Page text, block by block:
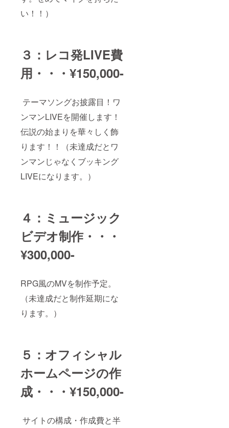
い！！）
３：レコ発LIVE費
用・・・¥150,000-
テーマソングお披露目！ワ
ンマンLIVEを開催します！
伝説の始まりを華々しく飾
ります！！（未達成だとワ
ンマンじゃなくブッキング
LIVEになります。）
４：ミュージック
ビデオ制作・・・
¥300,000-
RPG風のMVを制作予定。
（未達成だと制作延期にな
ります。）
５：オフィシャル
ホームページの作
成・・・¥150,000-
サイトの構成・作成費と半